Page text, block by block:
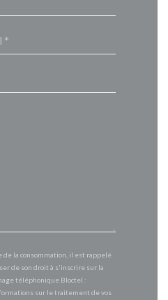
de la consommation, il est rappelé
de son droit à s'inscrire sur la
téléphonique Bloctel :
sur le traitement de vos